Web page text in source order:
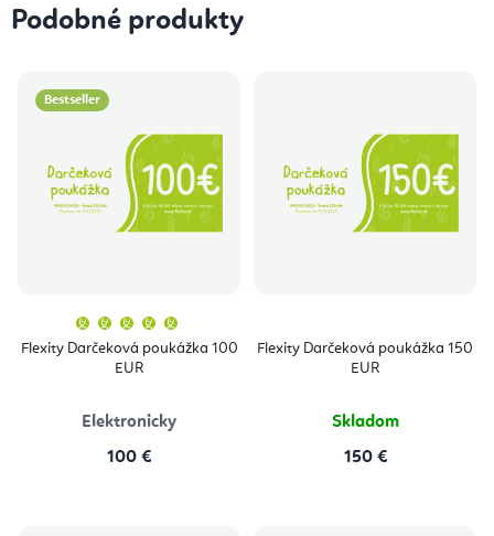
Podobné produkty
Bestseller
Flexity Darčeková poukážka 100
EUR
produktu
je
Elektronicky
100 €
Flexity Darčeková poukážka 150
EUR
Skladom
150 €